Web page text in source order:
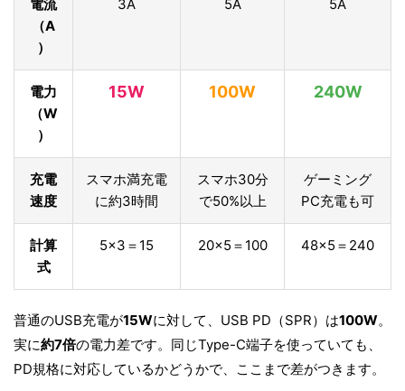
電流
（A
）
3A 5A 5A
電力
（W
）
15W 100W 240W
充電
速度
スマホ満充電
に約3時間
スマホ30分
で50%以上
ゲーミング
PC充電も可
計算
式
5×3＝15 20×5＝100 48×5＝240
普通のUSB充電が15Wに対して、USB PD（SPR）は100W。
実に約7倍の電力差です。同じType-C端子を使っていても、
PD規格に対応しているかどうかで、ここまで差がつきます。